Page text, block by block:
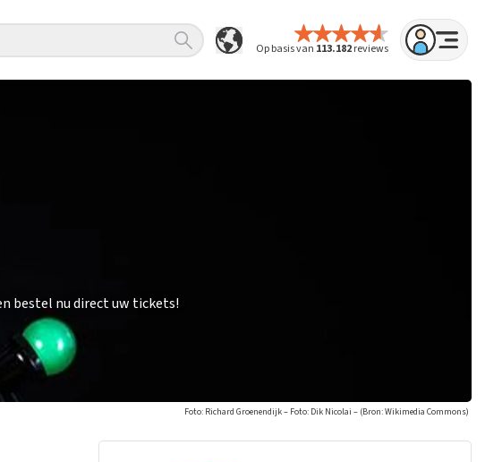
Op basis van 113.182reviews
bestel nu direct uw tickets!
Foto: Richard Groenendijk – Foto: Dik Nicolai – (Bron: Wikimedia Commons)